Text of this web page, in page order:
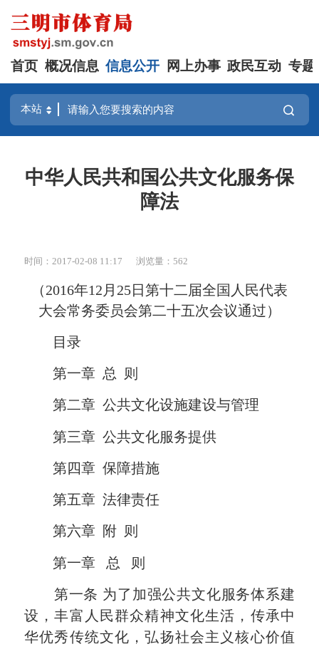
首页 概况信息 信息公开 网上办事 政民互动 专题
中华人民共和国公共文化服务保
障法
时间：2017-02-08 11:17 浏览量：562
（2016年12 月 25日第十二届全国人民代表
大会常务委员会第二十五次会议通过）
目录
第一章 总 则
第二章 公共文化设施建设与管理
第三章 公共文化服务提供
第四章 保障措施
第五章 法律责任
第六章 附 则
第一章 总 则
第一条 为了加强公共文化服务体系建
设，丰富人民群众精神文化生活，传承中
华优秀传统文化，弘扬社会主义核心价值